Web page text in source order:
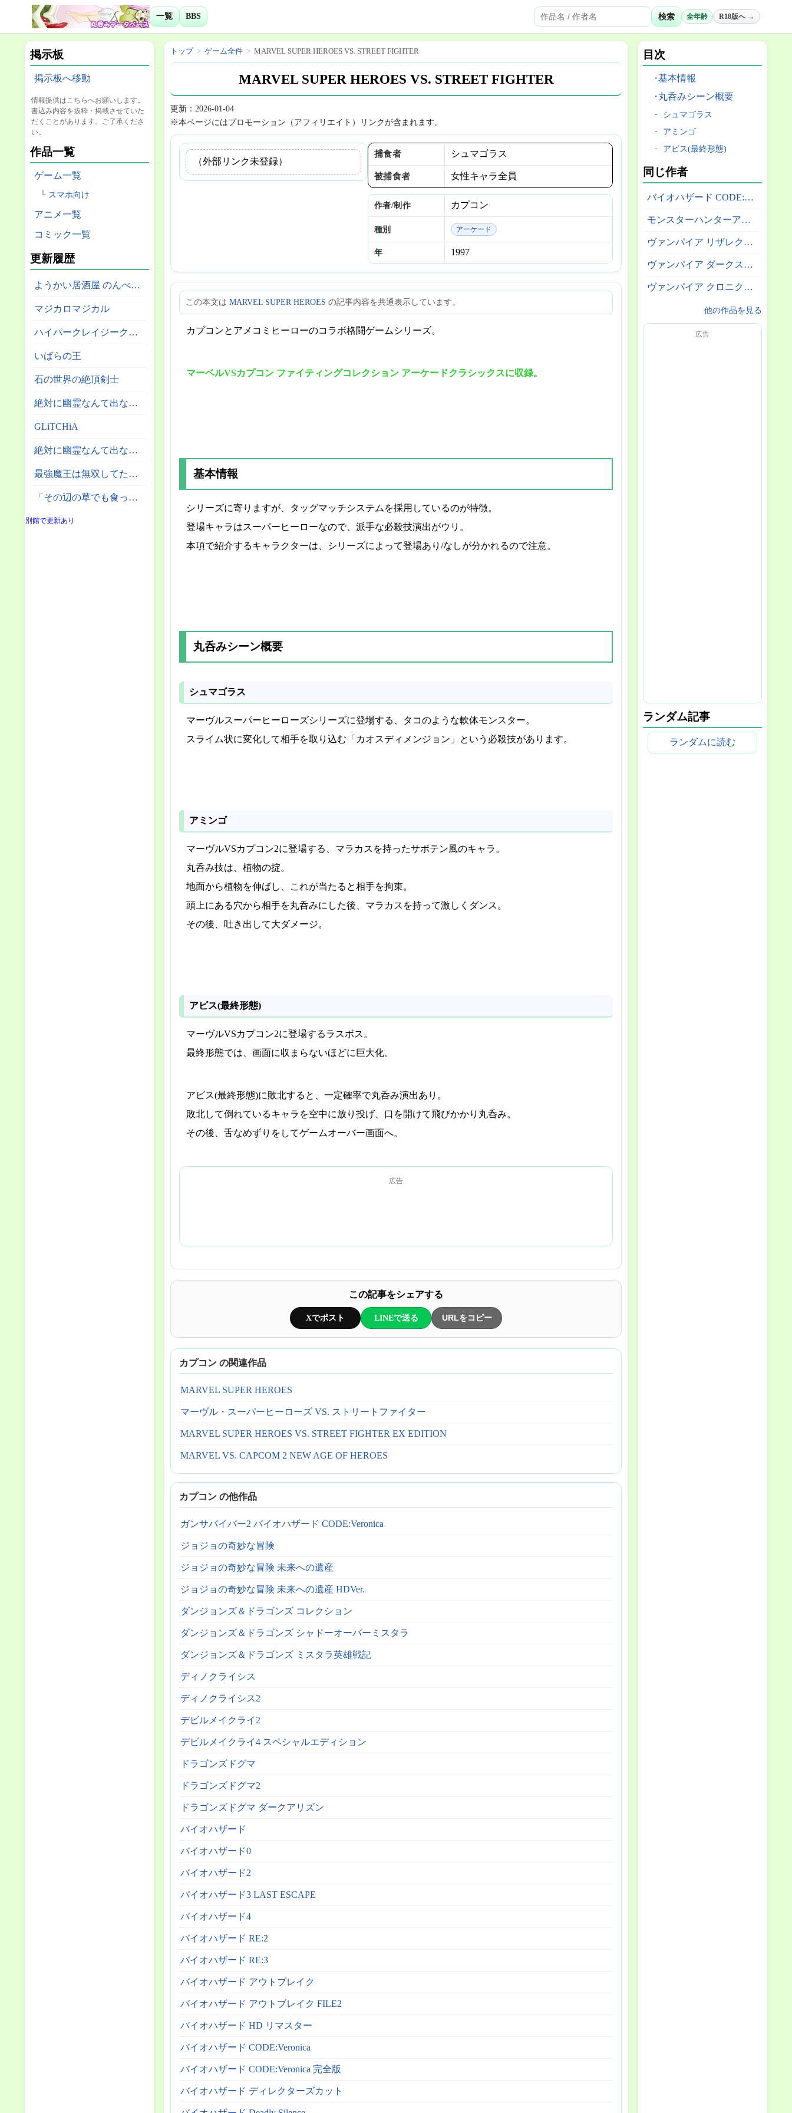
一覧 BBS 検索 全年齢 R18版へ →
掲示板
掲示板へ移動
情報提供はこちらへお願いします。
書込み内容を抜粋・掲載させていた
だくことがあります。ご了承くださ
い。
作品一覧
ゲーム一覧
スマホ向け
アニメ一覧
コミック一覧
更新履歴
ようかい居酒屋 のんべれケ。
マジカロマジカル
ハイパークレイジークライマー
いばらの王
石の世界の絶頂剣士
絶対に幽霊なんて出ないサーカス団
GLiTCHiA
絶対に幽霊なんて出ない高層エレベーター
最強魔王は無双してたのに ～女体化解除のカギは人助けの旅でした～
「その辺の草でも食っとけ」と追放された無能スキル【植物食い】持ち転生者、エルフの里で幻の植物を食べて無双する
別館で更新あり
トップ ゲーム全件 MARVEL SUPER HEROES VS. STREET FIGHTER
MARVEL SUPER HEROES VS. STREET FIGHTER
更新：2026-01-04
※本ページにはプロモーション（アフィリエイト）リンクが含まれます。
（外部リンク未登録）
捕食者 シュマゴラス
被捕食者 女性キャラ全員
作者/制作 カプコン
種別 アーケード
年 1997
この本文は MARVEL SUPER HEROES の記事内容を共通表示しています。
カプコンとアメコミヒーローのコラボ格闘ゲームシリーズ。
マーベルVSカプコン ファイティングコレクション アーケードクラシックスに収録。
基本情報
シリーズに寄りますが、タッグマッチシステムを採用しているのが特徴。
登場キャラはスーパーヒーローなので、派手な必殺技演出がウリ。
本項で紹介するキャラクターは、シリーズによって登場あり/なしが分かれるので注意。
丸呑みシーン概要
シュマゴラス
マーヴルスーパーヒーローズシリーズに登場する、タコのような軟体モンスター。
スライム状に変化して相手を取り込む「カオスディメンジョン」という必殺技があります。
アミンゴ
マーヴルVSカプコン2に登場する、マラカスを持ったサボテン風のキャラ。
丸呑み技は、植物の掟。
地面から植物を伸ばし、これが当たると相手を拘束。
頭上にある穴から相手を丸呑みにした後、マラカスを持って激しくダンス。
その後、吐き出して大ダメージ。
アビス(最終形態)
マーヴルVSカプコン2に登場するラスボス。
最終形態では、画面に収まらないほどに巨大化。
アビス(最終形態)に敗北すると、一定確率で丸呑み演出あり。
敗北して倒れているキャラを空中に放り投げ、口を開けて飛びかかり丸呑み。
その後、舌なめずりをしてゲームオーバー画面へ。
広告
この記事をシェアする
Xでポスト LINEで送る URLをコピー
カプコン の関連作品
MARVEL SUPER HEROES
マーヴル・スーパーヒーローズ VS. ストリートファイター
MARVEL SUPER HEROES VS. STREET FIGHTER EX EDITION
MARVEL VS. CAPCOM 2 NEW AGE OF HEROES
カプコン の他作品
ガンサバイバー2 バイオハザード CODE:Veronica
ジョジョの奇妙な冒険
ジョジョの奇妙な冒険 未来への遺産
ジョジョの奇妙な冒険 未来への遺産 HDVer.
ダンジョンズ＆ドラゴンズ コレクション
ダンジョンズ＆ドラゴンズ シャドーオーバーミスタラ
ダンジョンズ＆ドラゴンズ ミスタラ英雄戦記
ディノクライシス
ディノクライシス2
デビルメイクライ2
デビルメイクライ4 スペシャルエディション
ドラゴンズドグマ
ドラゴンズドグマ2
ドラゴンズドグマ ダークアリズン
バイオハザード
バイオハザード0
バイオハザード2
バイオハザード3 LAST ESCAPE
バイオハザード4
バイオハザード RE:2
バイオハザード RE:3
バイオハザード アウトブレイク
バイオハザード アウトブレイク FILE2
バイオハザード HD リマスター
バイオハザード CODE:Veronica
バイオハザード CODE:Veronica 完全版
バイオハザード ディレクターズカット
目次
基本情報
丸呑みシーン概要
シュマゴラス
アミンゴ
アビス(最終形態)
同じ作者
バイオハザード CODE:Veronica
モンスターハンターアウトランダーズ
ヴァンパイア リザレクション
ヴァンパイア ダークストーカーズコレウション
ヴァンパイア クロニクル ザ カオスタワー
他の作品を見る
広告
ランダム記事
ランダムに読む